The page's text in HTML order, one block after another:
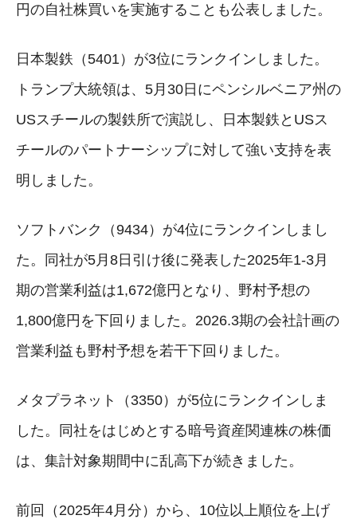
円の自社株買いを実施することも公表しました。
日本製鉄（5401）が3位にランクインしました。
トランプ大統領は、5月30日にペンシルベニア州の
USスチールの製鉄所で演説し、日本製鉄とUSス
チールのパートナーシップに対して強い支持を表
明しました。
ソフトバンク（9434）が4位にランクインしまし
た。同社が5月8日引け後に発表した2025年1-3月
期の営業利益は1,672億円となり、野村予想の
1,800億円を下回りました。2026.3期の会社計画の
営業利益も野村予想を若干下回りました。
メタプラネット（3350）が5位にランクインしま
した。同社をはじめとする暗号資産関連株の株価
は、集計対象期間中に乱高下が続きました。
前回（2025年4月分）から、10位以上順位を上げ